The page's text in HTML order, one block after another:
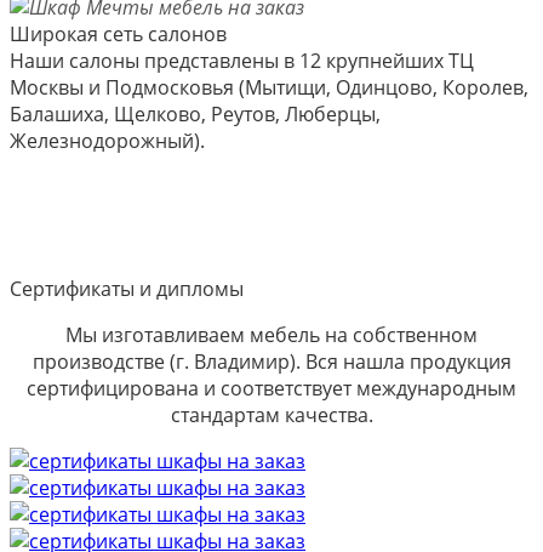
Широкая сеть салонов
Наши салоны представлены в 12 крупнейших ТЦ
Москвы и Подмосковья (Мытищи, Одинцово, Королев,
Балашиха, Щелково, Реутов, Люберцы,
Железнодорожный).
Сертификаты и дипломы
Мы изготавливаем мебель на собственном
производстве (г. Владимир). Вся нашла продукция
сертифицирована и соответствует международным
стандартам качества.